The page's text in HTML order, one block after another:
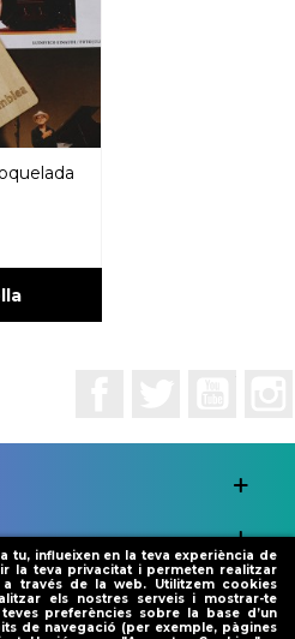
tu, influeixen en la teva experiència de
la teva privacitat i permeten realitzar
a través de la web. Utilitzem cookies
els nostres serveis i mostrar-te
preferències sobre la base d’un
de navegació (per exemple, pàgines